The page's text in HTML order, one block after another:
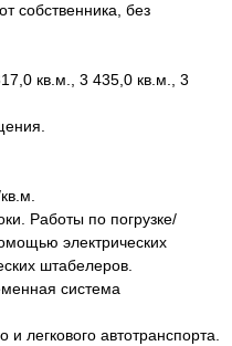
собственника, без
кв.м., 3 435,0 кв.м., 3
Работы по погрузке/
электрических
штабелеров.
система
легкового автотранспорта.